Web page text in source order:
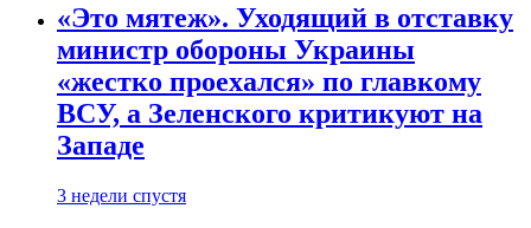
«Это мятеж». Уходящий в отставку
министр обороны Украины
«жестко проехался» по главкому
ВСУ, а Зеленского критикуют на
Западе
3 недели спустя